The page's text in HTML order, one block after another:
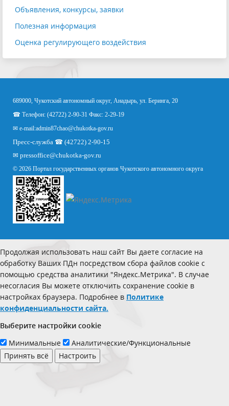
Объявления, конкурсы, заявки
Полезная информация
Оценка регулирующего воздействия
689000, Чукотский автономный округ, Анадырь, ул. Беринга, 20
☎ Телефон: (42722) 2-90-31 Факс: 2-29-19
✉ e-mail:admin87chao@chukotka-gov.ru
Пресс-служба ☎ (42722) 2-90-15
✉ pressoffice@chukotka-gov.ru
© 2026 Портал государственных органов Чукотского автономного округа
Продолжая использовать наш сайт Вы даете согласие на
обработку Ваших ПДн посредством сбора файлов cookie с
помощью средства аналитики "Яндекс.Метрика". В случае
несогласия Вы можете отключить сохранение cookie в
настройках браузера. Подробнее в Политике
конфиденциальности сайта.
Выберите настройки cookie
Минимальные
Аналитические/Функциональные
Принять всё
Настроить